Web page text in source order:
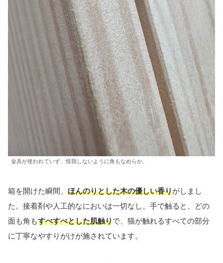
金具が使われていず、怪我しないように角もなめらか。
箱を開けた瞬間、 ほんのりとした木の優しい香りがしまし
た。接着剤や人工的なにおいは一切なし。手で触ると、どの
面も角もすべすべとした肌触りで、猫が触れるすべての部分
に丁寧なやすりがけが施されています。